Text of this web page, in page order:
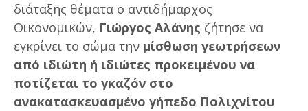
διάταξης θέματα ο αντιδήμαρχος
Οικονομικών, Γιώργος Αλάνης ζήτησε να
εγκρίνει το σώμα την μίσθωση γεωτρήσεων
από ιδιώτη ή ιδιώτες προκειμένου να
ποτίζεται το γκαζόν στο
ανακατασκευασμένο γήπεδο Πολιχνίτου